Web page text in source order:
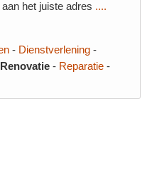
het juiste adres ....
- Dienstverlening -
Renovatie - Reparatie -